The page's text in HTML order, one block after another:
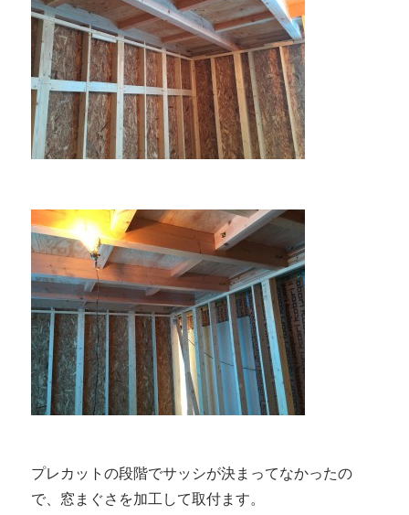
プレカットの段階でサッシが決まってなかったの
で、窓まぐさを加工して取付ます。